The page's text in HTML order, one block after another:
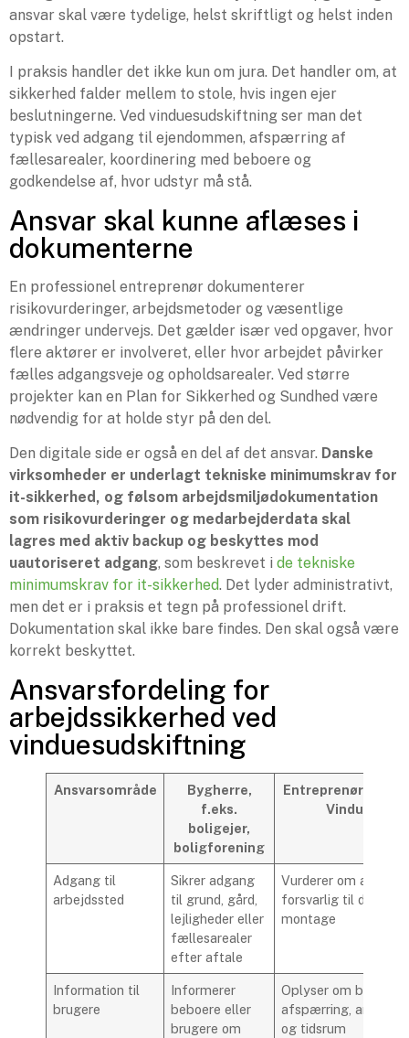
ansvar skal være tydelige, helst skriftligt og helst inden
opstart.
I praksis handler det ikke kun om jura. Det handler om, at
sikkerhed falder mellem to stole, hvis ingen ejer
beslutningerne. Ved vinduesudskiftning ser man det
typisk ved adgang til ejendommen, afspærring af
fællesarealer, koordinering med beboere og
godkendelse af, hvor udstyr må stå.
Ansvar skal kunne aflæses i
dokumenterne
En professionel entreprenør dokumenterer
risikovurderinger, arbejdsmetoder og væsentlige
ændringer undervejs. Det gælder især ved opgaver, hvor
flere aktører er involveret, eller hvor arbejdet påvirker
fælles adgangsveje og opholdsarealer. Ved større
projekter kan en Plan for Sikkerhed og Sundhed være
nødvendig for at holde styr på den del.
Den digitale side er også en del af det ansvar. Danske
virksomheder er underlagt tekniske minimumskrav for
it-sikkerhed, og følsom arbejdsmiljødokumentation
som risikovurderinger og medarbejderdata skal
lagres med aktiv backup og beskyttes mod
uautoriseret adgang, som beskrevet i de tekniske
minimumskrav for it-sikkerhed. Det lyder administrativt,
men det er i praksis et tegn på professionel drift.
Dokumentation skal ikke bare findes. Den skal også være
korrekt beskyttet.
Ansvarsfordeling for
arbejdssikkerhed ved
vinduesudskiftning
Ansvarsområde
Bygherre,
f.eks.
boligejer,
boligforening
Entreprenør,
Vinduer A/S
Adgang til
arbejdssted
Sikrer adgang
til grund, gård,
lejligheder eller
fællesarealer
efter aftale
Vurderer om
forsvarlig til den
montage
Information til
brugere
Informerer
beboere eller
brugere om
Oplyser om behov
afspærring,
og tidsrum